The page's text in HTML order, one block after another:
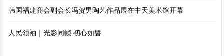
韩国福建商会副会长冯贺男陶艺作品展在中天美术馆开幕
人民领袖｜光影同帧 初心如磐